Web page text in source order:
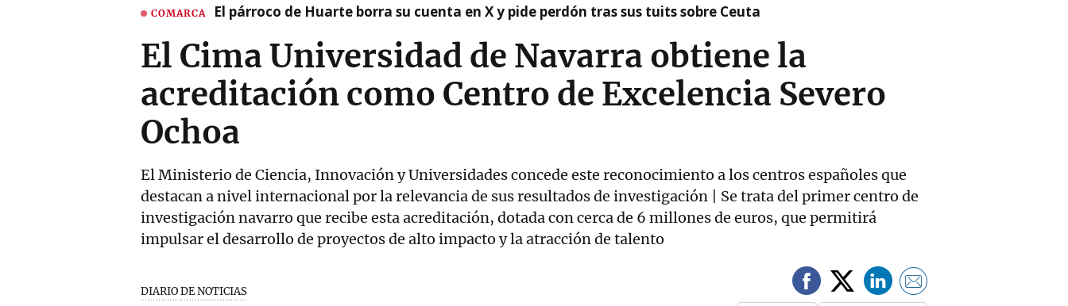
COMARCA El párroco de Huarte borra su cuenta en X y pide perdón tras sus tuits sobre Ceuta
El Cima Universidad de Navarra obtiene la
acreditación como Centro de Excelencia Severo
Ochoa
El Ministerio de Ciencia, Innovación y Universidades concede este reconocimiento a los centros españoles que
destacan a nivel internacional por la relevancia de sus resultados de investigación | Se trata del primer centro de
investigación navarro que recibe esta acreditación, dotada con cerca de 6 millones de euros, que permitirá
impulsar el desarrollo de proyectos de alto impacto y la atracción de talento
DIARIO DE NOTICIAS